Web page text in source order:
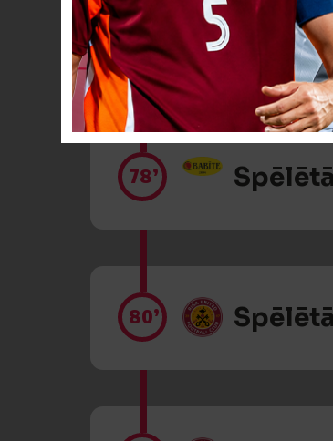
78’
78’
80’